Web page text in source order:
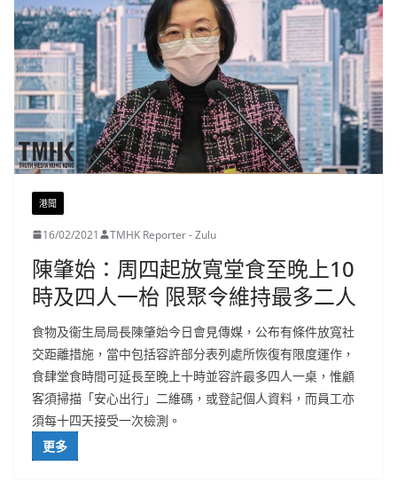
港聞
16/02/2021 TMHK Reporter - Zulu
陳肇始：周四起放寬堂食至晚上10
時及四人一枱 限聚令維持最多二人
食物及衞生局局長陳肇始今日會見傳媒，公布有條件放寬社
交距離措施，當中包括容許部分表列處所恢復有限度運作，
食肆堂食時間可延長至晚上十時並容許最多四人一桌，惟顧
客須掃描「安心出行」二維碼，或登記個人資料，而員工亦
須每十四天接受一次檢測。
更多